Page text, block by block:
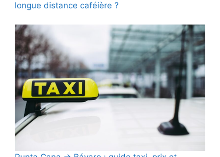
longue distance caféière ?